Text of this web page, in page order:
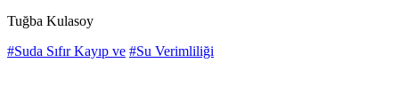
Tuğba Kulasoy
#Suda Sıfır Kayıp ve #Su Verimliliği